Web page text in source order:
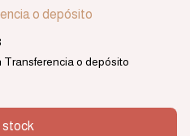
o depósito
Transferencia o depósito